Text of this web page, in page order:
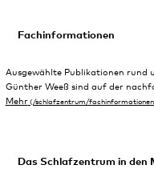
Fachinformationen
Ausgewählte Publikationen rund
Günther Weeß sind auf der
Mehr
Das Schlafzentrum in den